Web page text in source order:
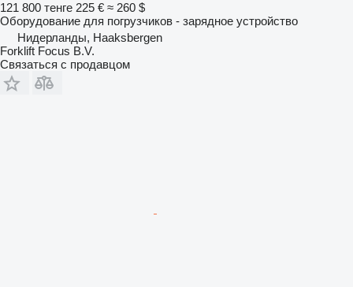
121 800 тенге 225 € ≈ 260 $
Оборудование для погрузчиков - зарядное устройство
Нидерланды, Haaksbergen
Forklift Focus B.V.
Связаться с продавцом